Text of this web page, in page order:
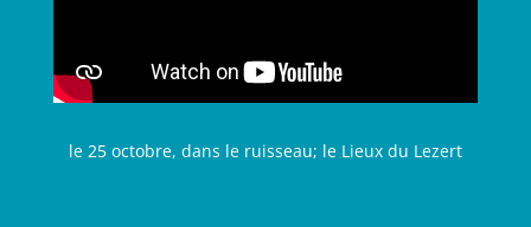
le 25 octobre, dans le ruisseau; le Lieux du Lezert